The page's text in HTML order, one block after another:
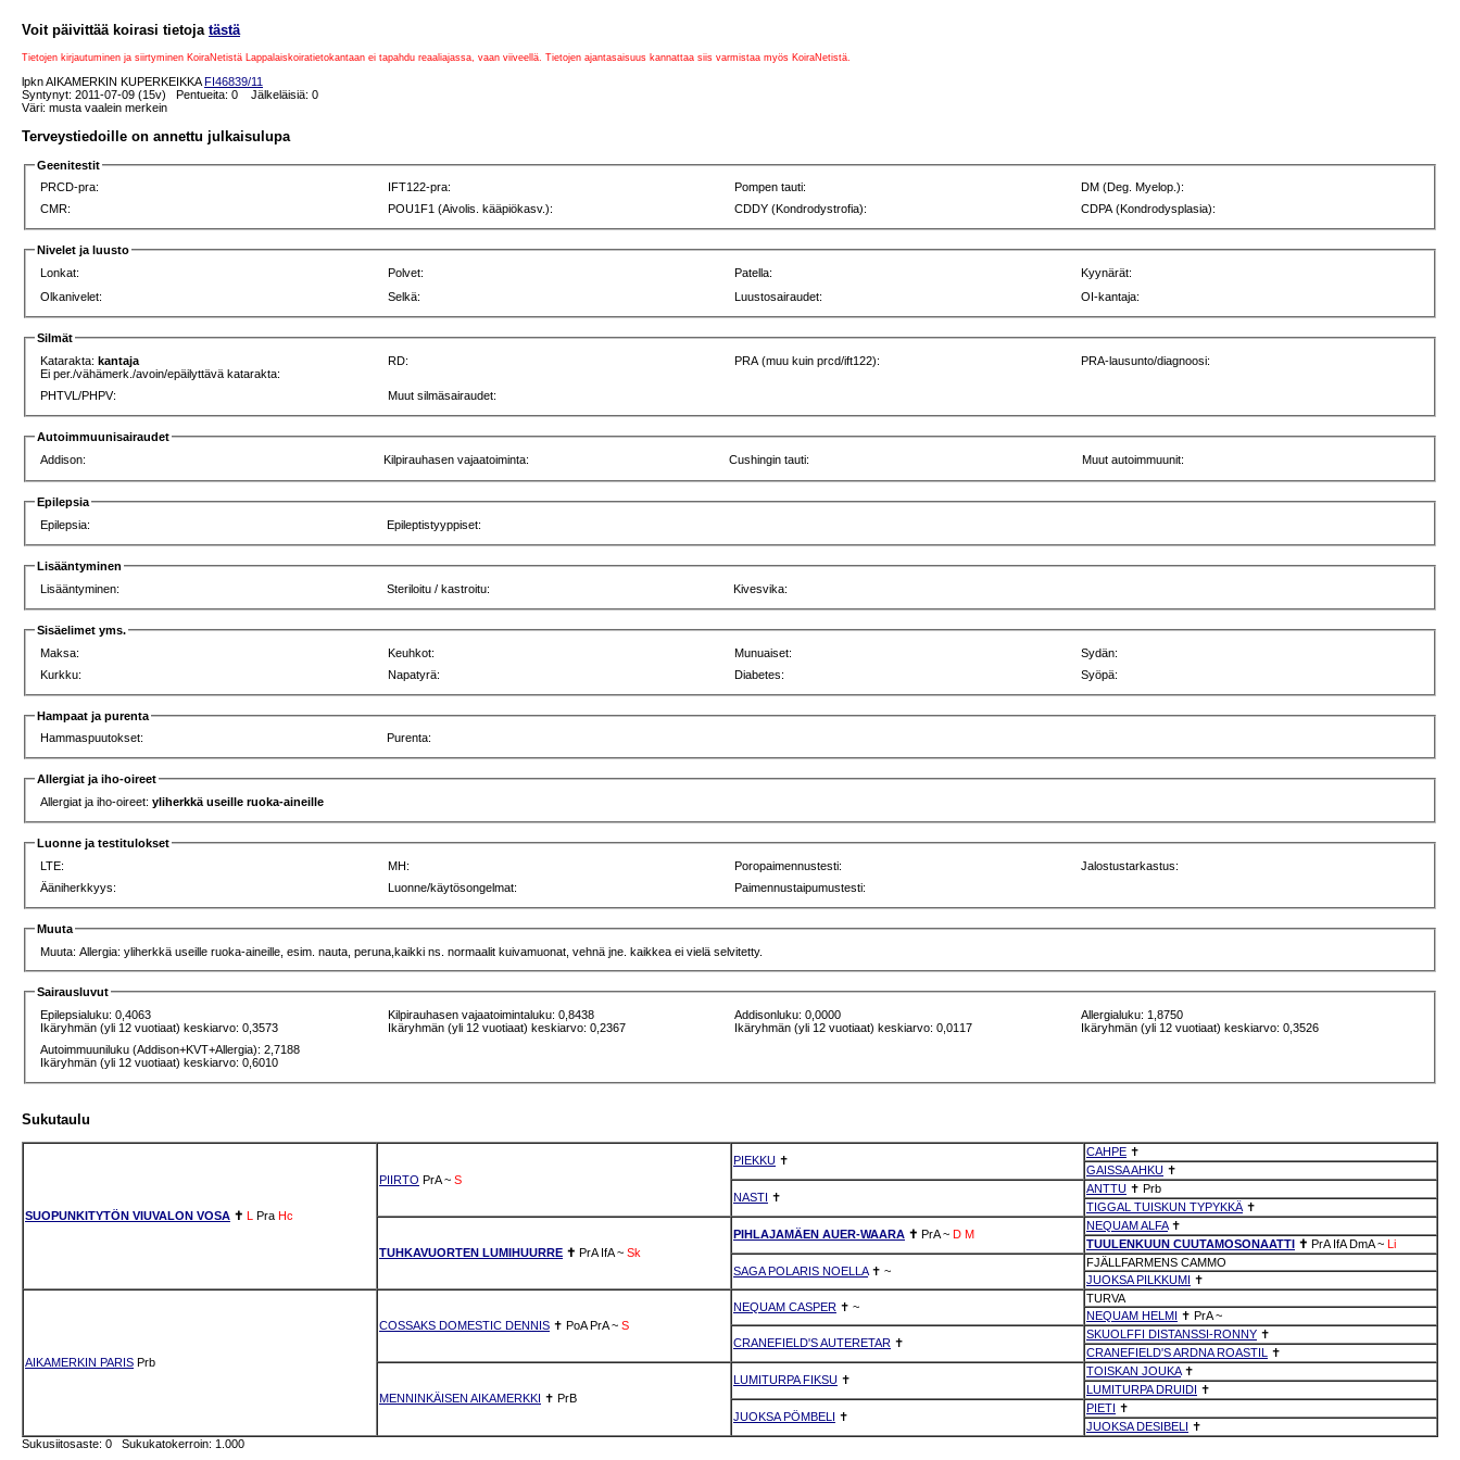
Voit päivittää koirasi tietoja tästä
Tietojen kirjautuminen ja siirtyminen KoiraNetistä Lappalaiskoiratietokantaan ei tapahdu reaaliajassa, vaan viiveellä. Tietojen ajantasaisuus kannattaa siis varmistaa myös KoiraNetistä.
lpkn AIKAMERKIN KUPERKEIKKAFI46839/11
Syntynyt: 2011-07-09 (15v) Pentueita: 0 Jälkeläisiä: 0
Väri: musta vaalein merkein
Terveystiedoille on annettu julkaisulupa
Geenitestit
PRCD-pra:
IFT122-pra: Pompen tauti:
DM (Deg. Myelop.):
CMR:
POU1F1 (Aivolis. kääpiökasv.): CDDY (Kondrodystrofia): CDPA (Kondrodysplasia):
Nivelet ja luusto
Lonkat:
Polvet: Patella:
Kyynärät:
Olkanivelet:
Selkä: Luustosairaudet: OI-kantaja:
Silmät
Katarakta:kantaja
Ei per./vähämerk./avoin/epäilyttävä katarakta:
RD: PRA (muu kuin prcd/ift122): PRA-lausunto/diagnoosi:
PHTVL/PHPV: Muut silmäsairaudet:
Autoimmuunisairaudet
Addison:
Kilpirauhasen vajaatoiminta: Cushingin tauti: Muut autoimmuunit:
Epilepsia
Epilepsia:
Epileptistyyppiset:
Lisääntyminen
Lisääntyminen:
Steriloitu / kastroitu: Kivesvika:
Sisäelimet yms.
Maksa:
Keuhkot: Munuaiset:
Sydän:
Kurkku:
Napatyrä: Diabetes: Syöpä:
Hampaat ja purenta
Hammaspuutokset:
Purenta:
Allergiat ja iho-oireet
Allergiat ja iho-oireet:yliherkkä useille ruoka-aineille
Luonne ja testitulokset
LTE:
MH: Poropaimennustesti:
Jalostustarkastus:
Ääniherkkyys:
Luonne/käytösongelmat: Paimennustaipumustesti:
Muuta
Muuta: Allergia: yliherkkä useille ruoka-aineille, esim. nauta, peruna,kaikki ns. normaalit kuivamuonat, vehnä jne. kaikkea ei vielä selvitetty.
Sairausluvut
Epilepsialuku: 0,4063
Ikäryhmän (yli 12 vuotiaat) keskiarvo: 0,3573
Kilpirauhasen vajaatoimintaluku: 0,8438
Ikäryhmän (yli 12 vuotiaat) keskiarvo: 0,2367
Addisonluku: 0,0000
Ikäryhmän (yli 12 vuotiaat) keskiarvo: 0,0117
Allergialuku: 1,8750
Ikäryhmän (yli 12 vuotiaat) keskiarvo: 0,3526
Autoimmuuniluku (Addison+KVT+Allergia): 2,7188
Ikäryhmän (yli 12 vuotiaat) keskiarvo: 0,6010
Sukutaulu
SUOPUNKITYTÖN VIUVALON VOSA ✝ L Pra Hc
PIIRTO PrA ~ S
PIEKKU ✝
CAHPE ✝
GAISSA AHKU ✝
NASTI ✝
ANTTU ✝ Prb
TIGGAL TUISKUN TYPYKKÄ ✝
TUHKAVUORTEN LUMIHUURRE ✝ PrA IfA ~ Sk
PIHLAJAMÄEN AUER-WAARA ✝ PrA ~ D M
NEQUAM ALFA✝
TUULENKUUN CUUTAMOSONAATTI ✝ PrA IfA DmA ~ Li
SAGA POLARIS NOELLA✝ ~
FJÄLLFARMENS CAMMO
JUOKSA PILKKUMI ✝
AIKAMERKIN PARIS Prb
COSSAKS DOMESTIC DENNIS ✝ PoA PrA ~ S
NEQUAM CASPER ✝ ~
TURVA
NEQUAM HELMI ✝ PrA ~
CRANEFIELD'S AUTERETAR ✝
SKUOLFFI DISTANSSI-RONNY ✝
CRANEFIELD'S ARDNA ROASTIL
✝
MENNINKÄISEN AIKAMERKKI ✝ PrB
LUMITURPA FIKSU ✝
TOISKAN JOUKA✝
LUMITURPA DRUIDI ✝
JUOKSA PÖMBELI ✝
PIETI ✝
JUOKSA DESIBELI ✝
Sukusiitosaste: 0 Sukukatokerroin: 1.000